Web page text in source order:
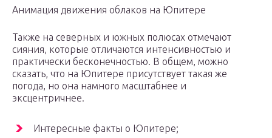
Анимация движения облаков на Юпитере
Также на северных и южных полюсах отмечают
сияния, которые отличаются интенсивностью и
практически бесконечностью. В общем, можно
сказать, что на Юпитере присутствует такая же
погода, но она намного масштабнее и
эксцентричнее.
Интересные факты о Юпитере;